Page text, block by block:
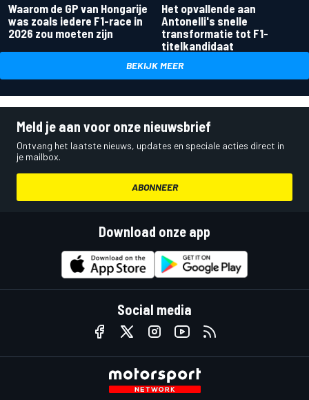
Waarom de GP van Hongarije
was zoals iedere F1-race in
2026 zou moeten zijn
Het opvallende aan
Antonelli's snelle
transformatie tot F1-
titelkandidaat
BEKIJK MEER
Meld je aan voor onze nieuwsbrief
Ontvang het laatste nieuws, updates en speciale acties direct in
je mailbox.
ABONNEER
Download onze app
Social media